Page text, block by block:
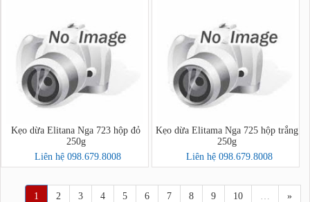
Kẹo dừa Elitana Nga 723 hộp đỏ
250g
Liên hệ 098.679.8008
Kẹo dừa Elitama Nga 725 hộp trắng
250g
Liên hệ 098.679.8008
1 2 3 4 5 6 7 8 9 10 … »